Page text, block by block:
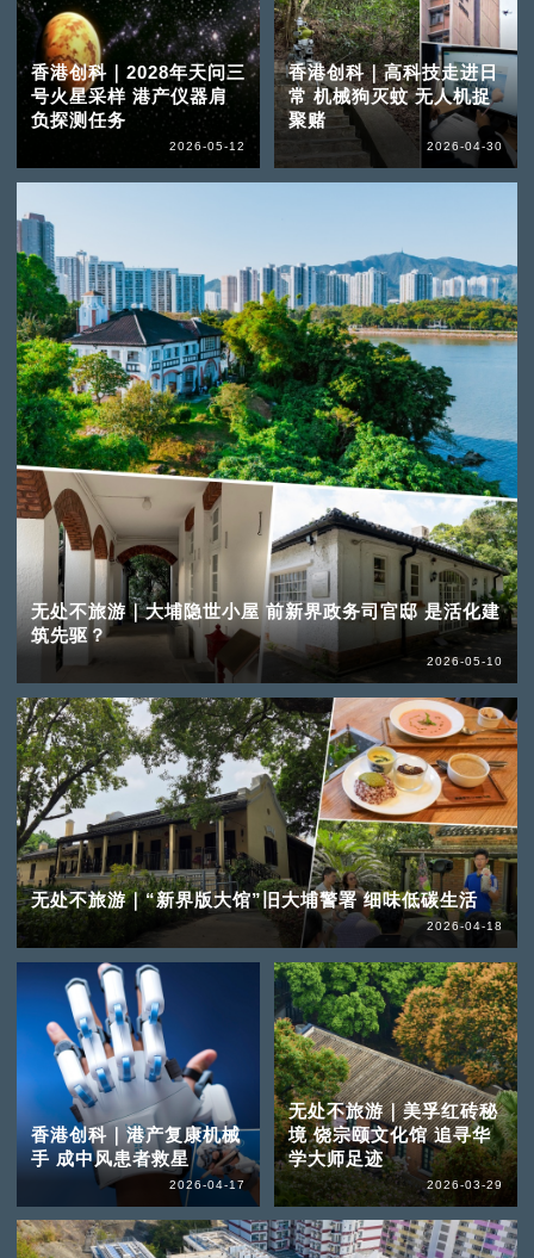
香港创科｜2028年天问三
号火星采样 港产仪器肩
负探测任务
2026-05-12
无处不旅游｜大埔隐世小屋 前新界政务司官邸 是活化建
筑先驱？
2026-05-10
香港创科｜高科技走进日
常 机械狗灭蚊 无人机捉
聚赌
2026-04-30
无处不旅游｜“新界版大馆”旧大埔警署 细味低碳生活
2026-04-18
香港创科｜港产复康机械
手 成中风患者救星
2026-04-17
无处不旅游｜美孚红砖秘
境 饶宗颐文化馆 追寻华
学大师足迹
2026-03-29